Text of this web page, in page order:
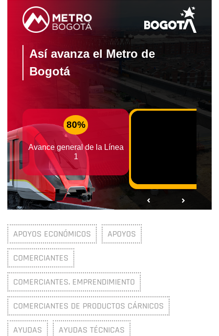
APOYOS ECONÓMICOS APOYOS
COMERCIANTES
COMERCIANTES. EMPRENDIMIENTO
COMERCIANTES DE PRODUCTOS CÁRNICOS
AYUDAS AYUDAS TÉCNICAS